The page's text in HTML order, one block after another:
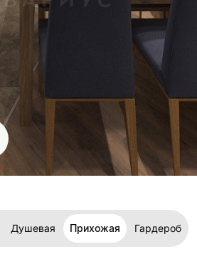
Душевая Прихожая Гардероб